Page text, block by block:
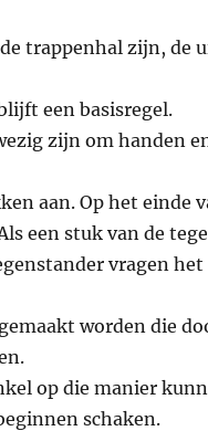
trappenhal zijn, de
een basisregel.
zijn om handen
aan. Op het einde
een stuk van de
vragen
worden die
op die manier
schaken.